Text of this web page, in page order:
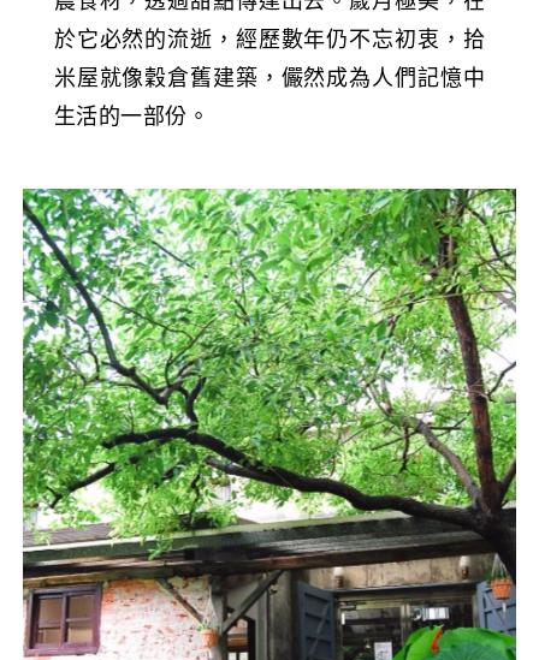
於它必然的流逝，經歷數年仍不忘初衷，拾
米屋就像穀倉舊建築，儼然成為人們記憶中
生活的一部份。